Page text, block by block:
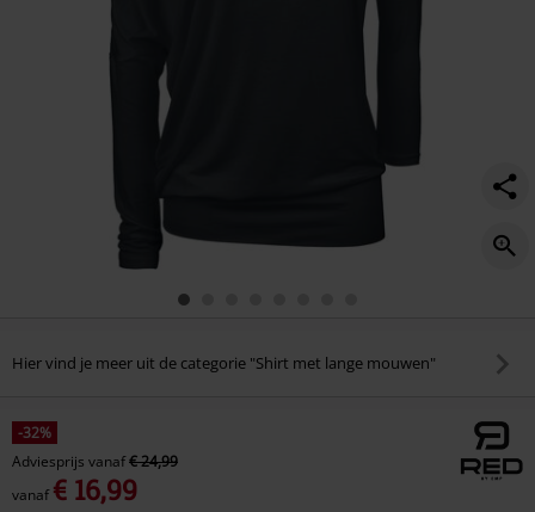
Hier vind je meer uit de categorie "Shirt met lange mouwen"
-32%
Adviesprijs vanaf€ 24,99
vanaf€ 16,99